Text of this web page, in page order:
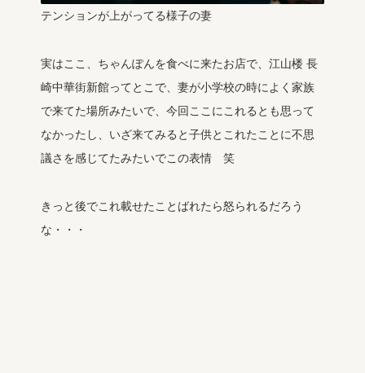
テンションが上がってる様子の妻
実はここ、ちゃんぽんを食べに来たお店で、江山楼 長
崎中華街新館ってとこで、妻が小学校の時によく家族
で来てた場所みたいで、今回ここにこれるとも思って
なかったし、いざ来てみると子供とこれたことに不思
議さを感じてたみたいでこの表情 笑
きっと後でこれ載せたことばれたら怒られるだろう
な・・・